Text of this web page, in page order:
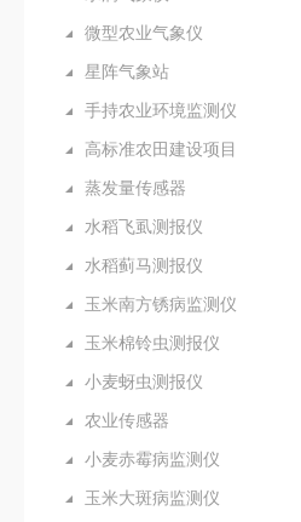
微型农业气象仪
星阵气象站
手持农业环境监测仪
高标准农田建设项目
蒸发量传感器
水稻飞虱测报仪
水稻蓟马测报仪
玉米南方锈病监测仪
玉米棉铃虫测报仪
小麦蚜虫测报仪
农业传感器
小麦赤霉病监测仪
玉米大斑病监测仪